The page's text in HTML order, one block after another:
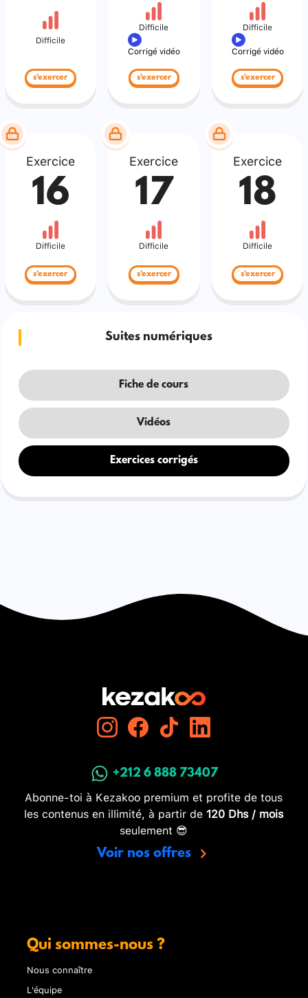
Difficile
s'exercer
Difficile
Corrigé vidéo
s'exercer
Difficile
Corrigé vidéo
s'exercer
Exercice
16
Difficile
s'exercer
Exercice
17
Difficile
s'exercer
Exercice
18
Difficile
s'exercer
Suites numériques
Fiche de cours
Vidéos
Exercices corrigés
+212 6 888 73407
Abonne-toi à Kezakoo premium et profite de tous
les contenus en illimité, à partir de 120 Dhs / mois
seulement 😎
Voir nos offres
Qui sommes-nous ?
Nous connaître
L'équipe